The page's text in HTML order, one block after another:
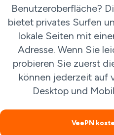
Benutzeroberfläche?
bietet privates Surfen
lokale Seiten mit
Adresse. Wenn Sie
probieren Sie zuerst
können jederzeit auf
Desktop und
VeePN